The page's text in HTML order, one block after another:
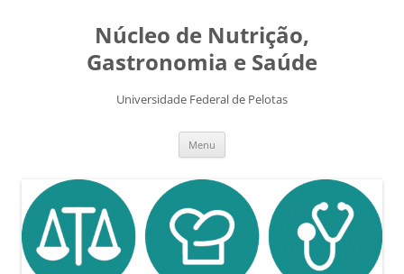
Núcleo de Nutrição,
Gastronomia e Saúde
Universidade Federal de Pelotas
Menu